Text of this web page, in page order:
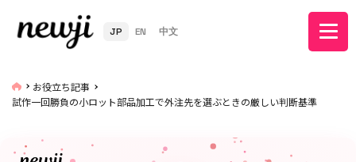
JP EN 中文
お役立ち記事
試作一回勝負の小ロット部品加工で外注先を選ぶときの厳しい判断基準